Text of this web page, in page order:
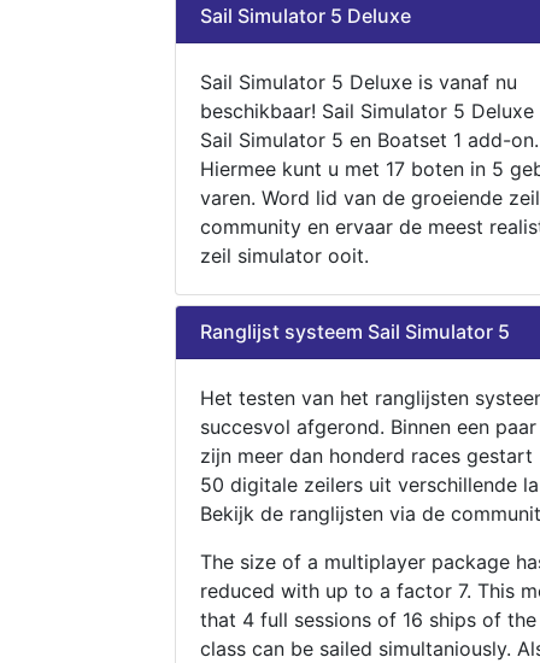
Sail Simulator 5 Deluxe
Sail Simulator 5 Deluxe is vanaf nu
beschikbaar! Sail Simulator 5
Sail Simulator 5 en Boatset 1 add-on.
Hiermee kunt u met 17 boten in 5
varen. Word lid van de groeiende zeil
community en ervaar de meest
zeil simulator ooit.
Ranglijst systeem Sail Simulator 5
Het testen van het ranglijsten
succesvol afgerond. Binnen een
zijn meer dan honderd races gestart
50 digitale zeilers uit verschillende
Bekijk de ranglijsten via de
The size of a multiplayer package
reduced with up to a factor 7. This
that 4 full sessions of 16 ships of
class can be sailed simultaniously.